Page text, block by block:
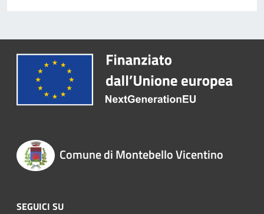
Comune di Montebello Vicentino
SEGUICI SU